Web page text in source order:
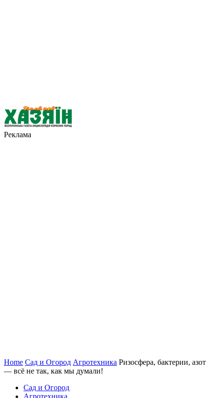
Реклама
Home Сад и Огород Агротехника Ризосфера, бактерии, азот
— всё не так, как мы думали!
Сад и Огород
Агротехника